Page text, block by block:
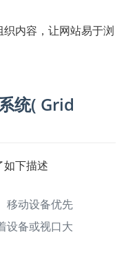
内容，让网站易于浏
统( Grid
下描述
移动设备优先
设备或视口大